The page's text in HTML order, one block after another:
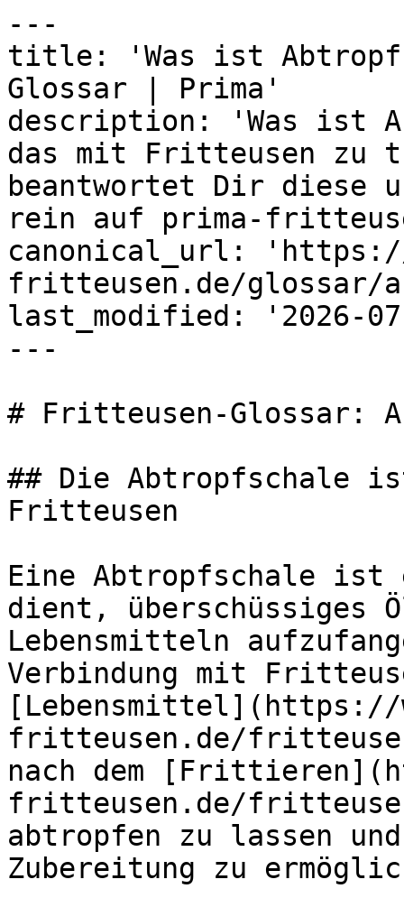
---
title: 'Was ist
Glossar | Prima'
description: 'Was ist
das mit Fritteusen zu
beantwortet Dir diese
rein auf prima-
canonical_url: 'https://
fritteusen.de/glossar/
last_modified: '2026-
---
# Fritteusen-Glossar:
## Die Abtropfschale
Fritteusen
Eine Abtropfschale ist
dient,
Lebensmitteln
Verbindung mit
[Lebensmittel](https://
fritteusen.de/
nach dem
fritteusen.de/
abtropfen zu lassen
Zubereitung zu